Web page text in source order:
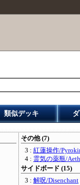
類似デッキ
その他 (7)
3 : 紅蓮操作/
4 : 霊気の薬瓶/
サイドボード (15)
3 : 解呪/Disenchant